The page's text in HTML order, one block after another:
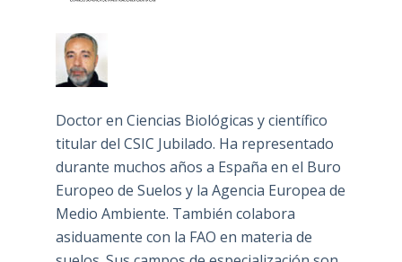
Doctor en Ciencias Biológicas y científico
titular del CSIC Jubilado. Ha representado
durante muchos años a España en el Buro
Europeo de Suelos y la Agencia Europea de
Medio Ambiente. También colabora
asiduamente con la FAO en materia de